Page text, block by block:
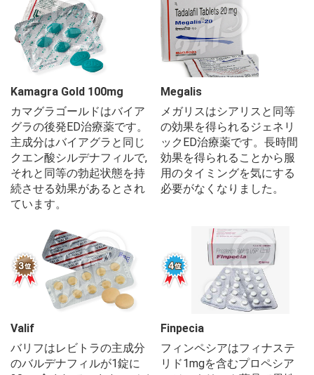
Kamagra Gold 100mg
カマグラゴールドはバイア
グラの後発ED治療薬です。
主成分はバイアグラと同じ
クエン酸シルデナフィルで,
それと同等の勃起状態を持
続させる効果があるとされ
ています。
Megalis
メガリスはシアリスと同等
の効果を得られるジェネリ
ックED治療薬です。長時間
効果を得られることから服
用のタイミングを気にする
必要がなくなりました。
Valif
バリフはレビトラの主成分
のバルデナフィルが1錠に
Finpecia
フィンペシアはフィナステ
リド1mgを含むプロペシア